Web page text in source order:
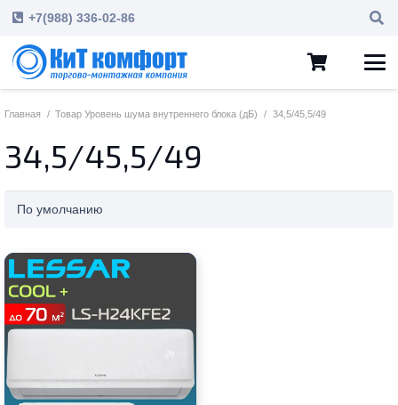
+7(988) 336-02-86
Главная / Товар Уровень шума внутреннего блока (дБ) / 34,5/45,5/49
34,5/45,5/49